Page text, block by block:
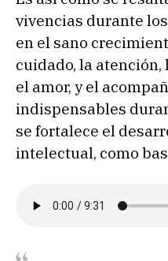
vivencias durante
en el sano
cuidado, la
el amor, y el
indispensables
se fortalece el
intelectual, como